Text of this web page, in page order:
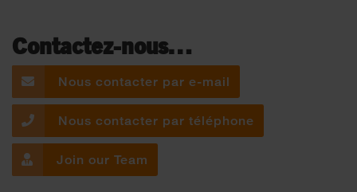
Contactez-nous…
Nous contacter par e-mail
Nous contacter par téléphone
Join our Team